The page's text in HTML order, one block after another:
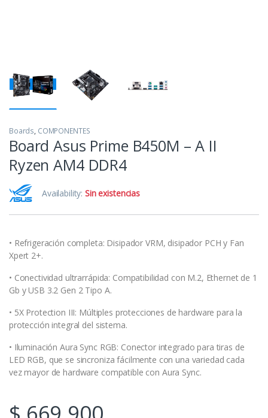
Boards, COMPONENTES
Board Asus Prime B450M – A II
Ryzen AM4 DDR4
Availability:Sin existencias
• Refrigeración completa: Disipador VRM, disipador PCH y Fan
Xpert 2+.
• Conectividad ultrarrápida: Compatibilidad con M.2, Ethernet de 1
Gb y USB 3.2 Gen 2 Tipo A.
• 5X Protection III: Múltiples protecciones de hardware para la
protección integral del sistema.
• Iluminación Aura Sync RGB: Conector integrado para tiras de
LED RGB, que se sincroniza fácilmente con una variedad cada
vez mayor de hardware compatible con Aura Sync.